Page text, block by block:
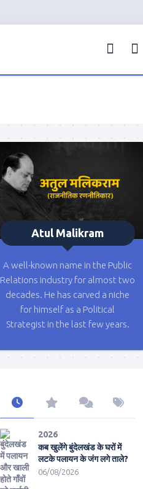
Atul Malikram
A well-known name in the Public
Relations industry for almost two
decades. He has carved a niche
for himself as a Political
Strategist in the last few years.
2026
कब खुलेंगे बुंदेलखंड के घरों में
लटके पलायन के जंग लगे ताले?
06/08/2026